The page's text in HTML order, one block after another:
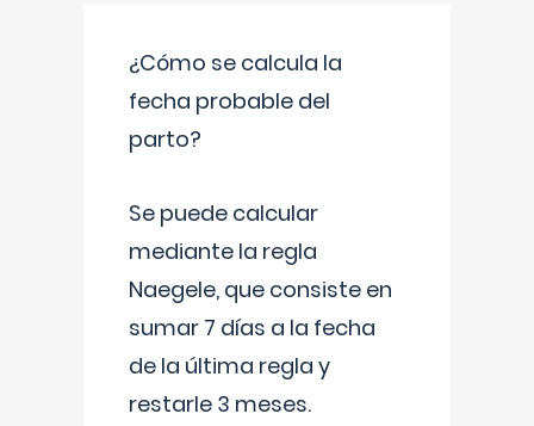
¿Cómo se calcula la
fecha probable del
parto?
Se puede calcular
mediante la regla
Naegele, que consiste en
sumar 7 días a la fecha
de la última regla y
restarle 3 meses.